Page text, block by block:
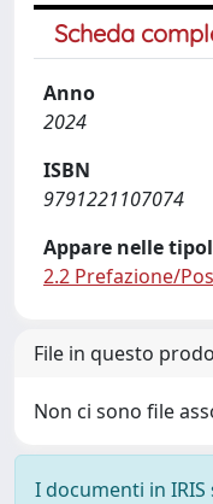
Scheda
Anno
2024
ISBN
9791221107074
Appare nelle
2.2 Prefazione/
File in questo
Non ci sono file
I documenti in